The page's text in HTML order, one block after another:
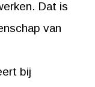
Dat is
van
bij